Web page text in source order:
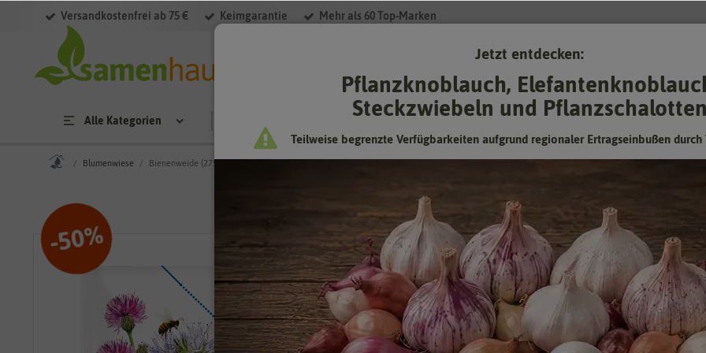
Versandkostenfrei ab 75 € Keimgarantie Mehr als 60 Top-Marken
Alle Kategorien
Blumenwiese Bienenweide (275 g) [MHD 12/2025]
-50%
Bienenweide (275 g) [MHD 12/2025]
Nahrhafter Nektar für Bienen und Hummeln
Mindesthaltbarkeitsdatum (MHD) überschritten oder
fast erreicht:
Kann man abgelaufenes Saatgut trotzdem noch
Jetzt entdecken:
Pflanzknoblauch,
Steckzwiebeln und Pflanzschalotten
Teilweise begrenzte Verfügbarkeiten aufgrund regionaler Ertragseinbußen durch